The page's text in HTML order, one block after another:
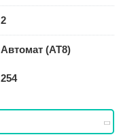
2
Автомат (AT8)
254